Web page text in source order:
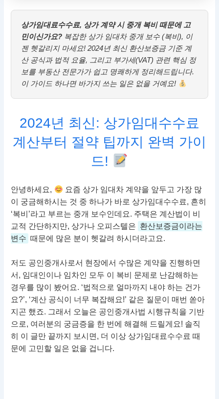
상가임대료수수료, 상가 계약 시 중개 복비 때문에 고
민이신가요? 복잡한 상가 임대차 중개 보수 (복비), 이
젠 헷갈리지 마세요! 2024년 최신 환산보증금 기준 계
산 공식과 법적 요율, 그리고 부가세(VAT) 관련 핵심 정
보를 부동산 전문가가 쉽고 명쾌하게 정리해드립니다.
이 가이드 하나면 바가지 쓰는 일은 없을 거예요!
2024년 최신: 상가임대수수료
계산부터 절약 팁까지 완벽 가이
드!
안녕하세요,
요즘 상가 임대차 계약을 앞두고 가장 많
이 궁금해하시는 것 중 하나가 바로 상가임대수수료, 흔히
‘복비’라고 부르는 중개 보수인데요. 주택은 계산법이 비
교적 간단하지만, 상가나 오피스텔은 환산보증금이라는
변수 때문에 많은 분이 헷갈려 하시더라고요.
저도 공인중개사로서 현장에서 수많은 계약을 진행하면
서, 임대인이나 임차인 모두 이 복비 문제로 난감해하는
경우를 많이 봤어요. ‘법적으로 얼마까지 내야 하는 건가
요?’, ‘계산 공식이 너무 복잡해요!’ 같은 질문이 매번 쏟아
지곤 했죠. 그래서 오늘은 공인중개사법 시행규칙을 기반
으로, 여러분의 궁금증을 한 번에 해결해 드릴게요! 솔직
히 이 글만 끝까지 보시면, 더 이상 상가임대료수수료 때
문에 고민할 일은 없을 겁니다.